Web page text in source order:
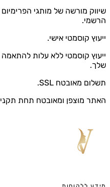
שיווק מורשה של מותגי הפרימיום
הרשמי.
ייעוץ קוסמטי אישי.
ייעוץ קוסמטי ללא עלות
שלך.
תשלום מאובטח SSL.
האתר מוצפן ומאובטח תחת